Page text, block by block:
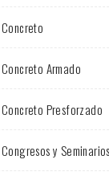
Concreto
Concreto Armado
Concreto Presforzado
Congresos y Seminarios